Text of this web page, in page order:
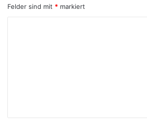
Felder sind mit * markiert